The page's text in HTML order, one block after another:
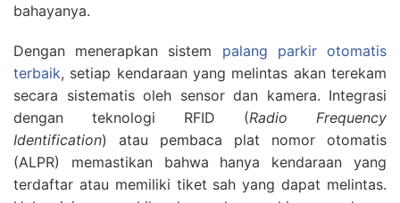
bahayanya.
Dengan menerapkan sistem palang parkir otomatis
terbaik, setiap kendaraan yang melintas akan terekam
secara sistematis oleh sensor dan kamera. Integrasi
dengan teknologi RFID (Radio Frequency
Identification) atau pembaca plat nomor otomatis
(ALPR) memastikan bahwa hanya kendaraan yang
terdaftar atau memiliki tiket sah yang dapat melintas.